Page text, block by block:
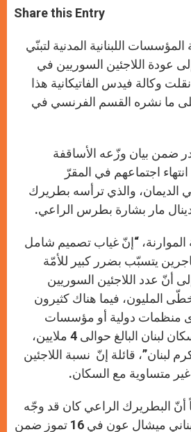
t
s
p
p
s
e
g
e
r
e
b
o
k
r
Share this Entry
اللبنانية المدنية لتبنّي
عودة اللاجئين السوريين في
وكالة فيدس الفاتيكانية هذا
على ما نشره القسم الفرنسي في
ضمن بيان وزّعه الأساقفة
2 آب بعد انتهاء اجتماعهم في المقرّ
الديمان، والذي ترأسه بطريرك
مار بشارة بطرس الراعي.
الموارنة، “إنّ غياب تصميم شامل
يتسبّب بضرر كبير للأمّة
إلى أنّ عدد اللاجئين السوريين
المليون، فيما هناك كثيرون
منظمات دولية أو مؤسسات
لبنانية. ومع ذكر عدد سكان لبنان البالغ حوالى 4 ملايين،
قائلة إنّ نسبة اللاجئين
غير متساوية مع السكان.
أنّ البطريرك الراعي كان قد وجّه
نداء مماثلاً للرئيس اللبناني ميشال عون في 16 تموز ضمن